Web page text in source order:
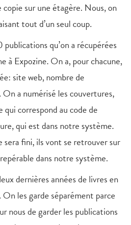
sur une étagère. Nous, on
tout d’un seul coup.
qu’on a récupérées
à Expozine. On a, pour chacune,
site web, nombre de
a numérisé les couvertures,
qui correspond au code de
qui est dans notre système.
sera fini, ils vont se retrouver sur
dans notre système.
dernières années de livres en
les garde séparément parce
nous de garder les publications